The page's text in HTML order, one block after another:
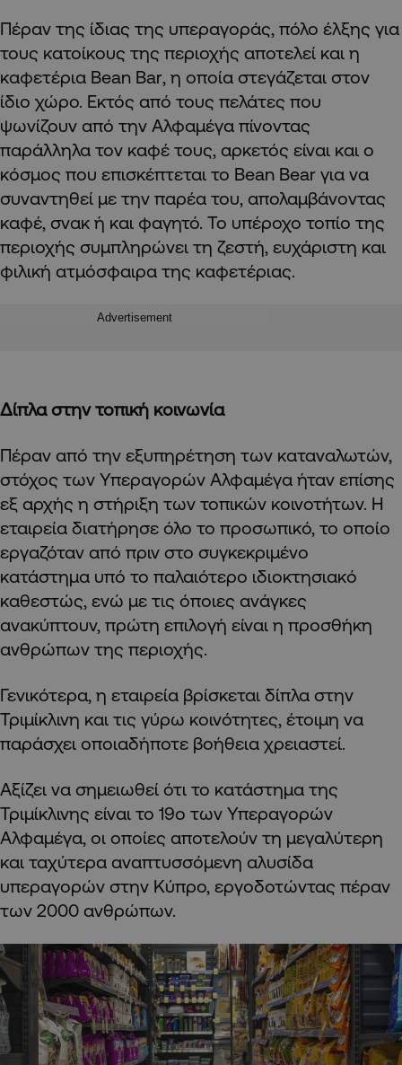
Πέραν της ίδιας της υπεραγοράς, πόλο έλξης για
τους κατοίκους της περιοχής αποτελεί και η
καφετέρια Bean Bar, η οποία στεγάζεται στον
ίδιο χώρο. Εκτός από τους πελάτες που
ψωνίζουν από την Αλφαμέγα πίνοντας
παράλληλα τον καφέ τους, αρκετός είναι και ο
κόσμος που επισκέπτεται το Bean Bear για να
συναντηθεί με την παρέα του, απολαμβάνοντας
καφέ, σνακ ή και φαγητό. Το υπέροχο τοπίο της
περιοχής συμπληρώνει τη ζεστή, ευχάριστη και
φιλική ατμόσφαιρα της καφετέριας.
Advertisement
Δίπλα στην τοπική κοινωνία
Πέραν από την εξυπηρέτηση των καταναλωτών,
στόχος των Υπεραγορών Αλφαμέγα ήταν επίσης
εξ αρχής η στήριξη των τοπικών κοινοτήτων. Η
εταιρεία διατήρησε όλο το προσωπικό, το οποίο
εργαζόταν από πριν στο συγκεκριμένο
κατάστημα υπό το παλαιότερο ιδιοκτησιακό
καθεστώς, ενώ με τις όποιες ανάγκες
ανακύπτουν, πρώτη επιλογή είναι η προσθήκη
ανθρώπων της περιοχής.
Γενικότερα, η εταιρεία βρίσκεται δίπλα στην
Τριμίκλινη και τις γύρω κοινότητες, έτοιμη να
παράσχει οποιαδήποτε βοήθεια χρειαστεί.
Αξίζει να σημειωθεί ότι το κατάστημα της
Τριμίκλινης είναι το 19ο των Υπεραγορών
Αλφαμέγα, οι οποίες αποτελούν τη μεγαλύτερη
και ταχύτερα αναπτυσσόμενη αλυσίδα
υπεραγορών στην Κύπρο, εργοδοτώντας πέραν
των 2000 ανθρώπων.